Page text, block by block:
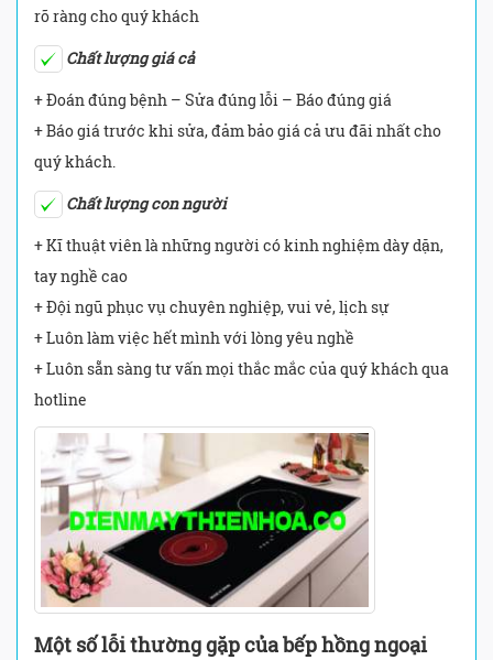
rõ ràng cho quý khách
Chất lượng giá cả
+ Đoán đúng bệnh – Sửa đúng lỗi – Báo đúng giá
+ Báo giá trước khi sửa, đảm bảo giá cả ưu đãi nhất cho
quý khách.
Chất lượng con người
+ Kĩ thuật viên là những người có kinh nghiệm dày dặn,
tay nghề cao
+ Đội ngũ phục vụ chuyên nghiệp, vui vẻ, lịch sự
+ Luôn làm việc hết mình với lòng yêu nghề
+ Luôn sẵn sàng tư vấn mọi thắc mắc của quý khách qua
hotline
Một số lỗi thường gặp của bếp hồng ngoại